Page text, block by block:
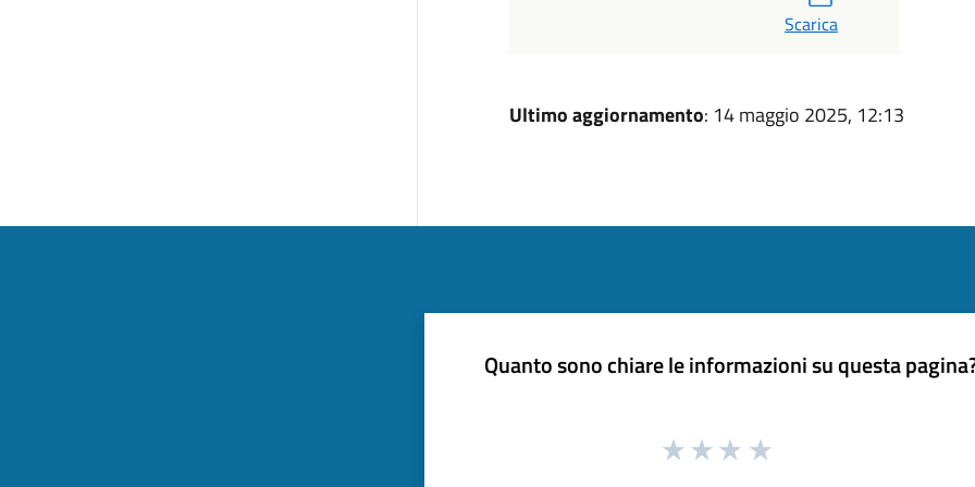
Scarica
Ultimo aggiornamento: 14 maggio 2025, 12:13
Quanto sono chiare le informazioni su questa